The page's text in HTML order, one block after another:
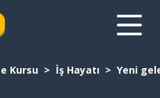
Kursu İş Hayatı Yeni